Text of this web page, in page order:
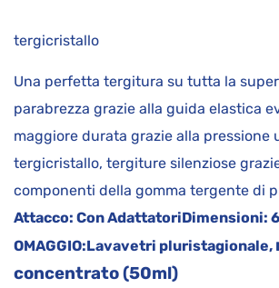
kit
tergicristallo
Una perfetta tergitura su tutta la
parabrezza grazie alla guida elastica
maggiore durata grazie alla pressione
tergicristallo, tergiture silenziose
componenti della gomma tergente di
Attacco: Con AdattatoriDimensioni:
OMAGGIO:Lavavetri pluristagionale,
concentrato (50ml)